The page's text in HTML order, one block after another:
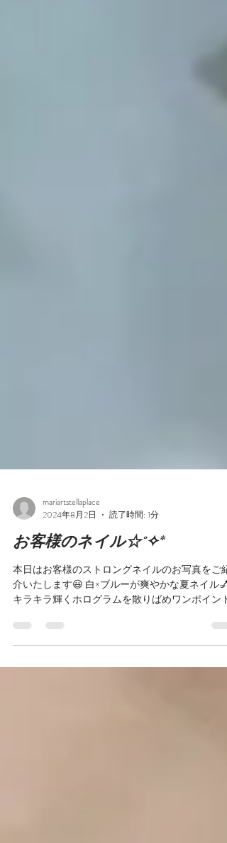
mariartstellaplace
2024年8月2日
お客様のネイル☆˚✧*
本日はお客様のストロングネイルのお写真をご紹
介いたします😃 白×ブルーが爽やかな夏ネイル💅
オススメです😆 撮影にご協力いただきありがとう